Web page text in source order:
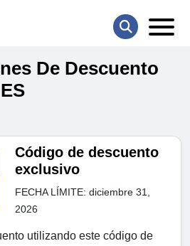
De Descuento
Código de descuento
exclusivo
FECHA LÍMITE: diciembre 31,
2026
utilizando este código de